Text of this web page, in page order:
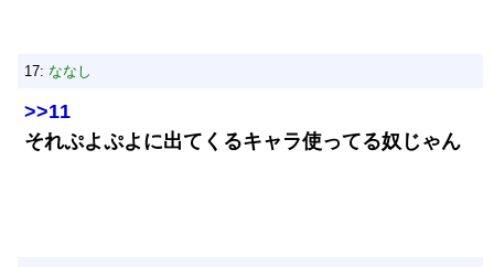
17: ななし
>>11
それぷよぷよに出てくるキャラ使ってる奴じゃん